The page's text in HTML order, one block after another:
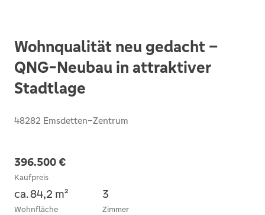
Wohnqualität neu gedacht –
QNG-Neubau in attraktiver
Stadtlage
48282 Emsdetten–Zentrum
396.500 €
Kaufpreis
ca. 84,2 m²
Wohnfläche
3
Zimmer